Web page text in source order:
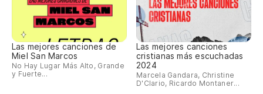
Las mejores canciones de
Miel San Marcos
No Hay Lugar Más Alto, Grande
y Fuerte...
Las mejores canciones
cristianas más escuchadas
2024
Marcela Gandara, Christine
D'Clario, Ricardo Montaner...